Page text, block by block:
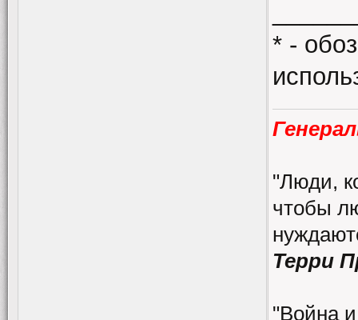
* -
"Люди,
чтобы
Терри
"Война